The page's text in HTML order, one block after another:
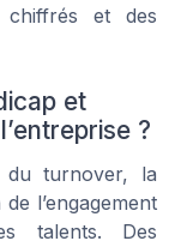
et des
et
?
du turnover, la
l’engagement
talents. Des